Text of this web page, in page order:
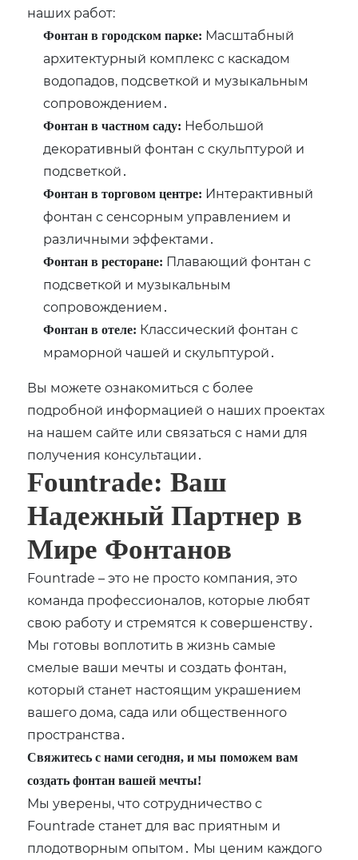
наших работ:
Фонтан в городском парке: Масштабный
архитектурный комплекс с каскадом
водопадов, подсветкой и музыкальным
сопровождением․
Фонтан в частном саду: Небольшой
декоративный фонтан с скульптурой и
подсветкой․
Фонтан в торговом центре: Интерактивный
фонтан с сенсорным управлением и
различными эффектами․
Фонтан в ресторане: Плавающий фонтан с
подсветкой и музыкальным
сопровождением․
Фонтан в отеле: Классический фонтан с
мраморной чашей и скульптурой․
Вы можете ознакомиться с более
подробной информацией о наших проектах
на нашем сайте или связаться с нами для
получения консультации․
Fountrade: Ваш
Надежный Партнер в
Мире Фонтанов
Fountrade – это не просто компания, это
команда профессионалов, которые любят
свою работу и стремятся к совершенству․
Мы готовы воплотить в жизнь самые
смелые ваши мечты и создать фонтан,
который станет настоящим украшением
вашего дома, сада или общественного
пространства․
Свяжитесь с нами сегодня, и мы поможем вам
создать фонтан вашей мечты!
Мы уверены, что сотрудничество с
Fountrade станет для вас приятным и
плодотворным опытом․ Мы ценим каждого